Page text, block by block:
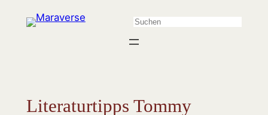
Inhalt
Suchen
Literaturtipps Tommy